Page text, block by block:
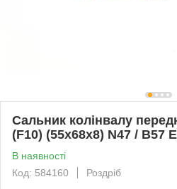
Сальник колінвалу
(F10) (55x68x8) N47 / B57
В наявності
Код: 584160
Роздріб